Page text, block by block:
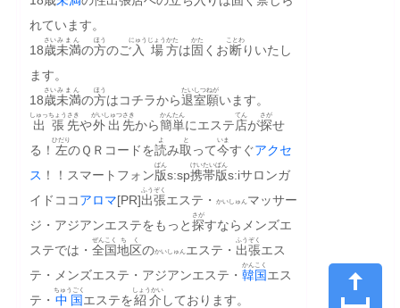
れています。
18歳
さい
未満
みまん
の方
ほう
のご 入場
にゅうじょう
方
かた
は固
かた
くお断
ことわ
りいたし
ます。
18歳
さい
未満
みまん
の方
ほう
はコチラから退室
たいしつ
願
ねが
います。
出張
しゅっちょう
先
さき
や外出
がいしゅつ
先
さき
から簡単
かんたん
にエステ店
てん
が探
さが
せ
る！ 左
ひだり
のＱＲコードを読
よ
み取
と
って今
いま
すぐアクセ
ス ！！スマートフォン版
ばん
s:sp携帯
けいたい
版
ばん
s:iサロンガ
イドココアロマ[PR]出張
ふうぞく
エステ・ かいしゅん マッサー
ジ・アジアンエステをもっと探
さが
すならメンズエ
ステでは・ 全国
ぜんこく
地区
ちく
のかいしゅん エステ・ 出張
ふうぞく
エス
テ・メンズエステ・アジアンエステ・ 韓国
かんこく
エス
テ・ 中国
ちゅうごく
エステを紹介
しょうかい
しております。